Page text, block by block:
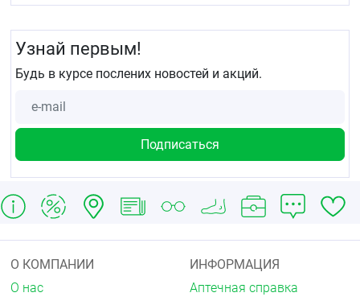
Узнай первым!
Будь в курсе послених новостей и акций.
О КОМПАНИИ
О нас
ИНФОРМАЦИЯ
Аптечная справка